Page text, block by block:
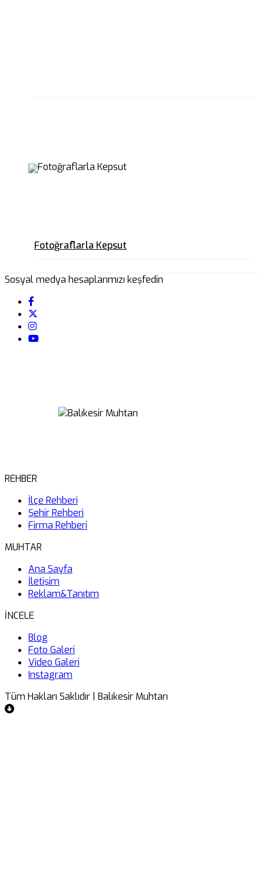
Fotoğraflarla Kepsut
Sosyal medya hesaplarımızı keşfedin
REHBER
İlçe Rehberi
Şehir Rehberi
Firma Rehberi
MUHTAR
Ana Sayfa
İletişim
Reklam&Tanıtım
İNCELE
Blog
Foto Galeri
Video Galeri
Instagram
Tüm Hakları Saklıdır | Balıkesir Muhtarı